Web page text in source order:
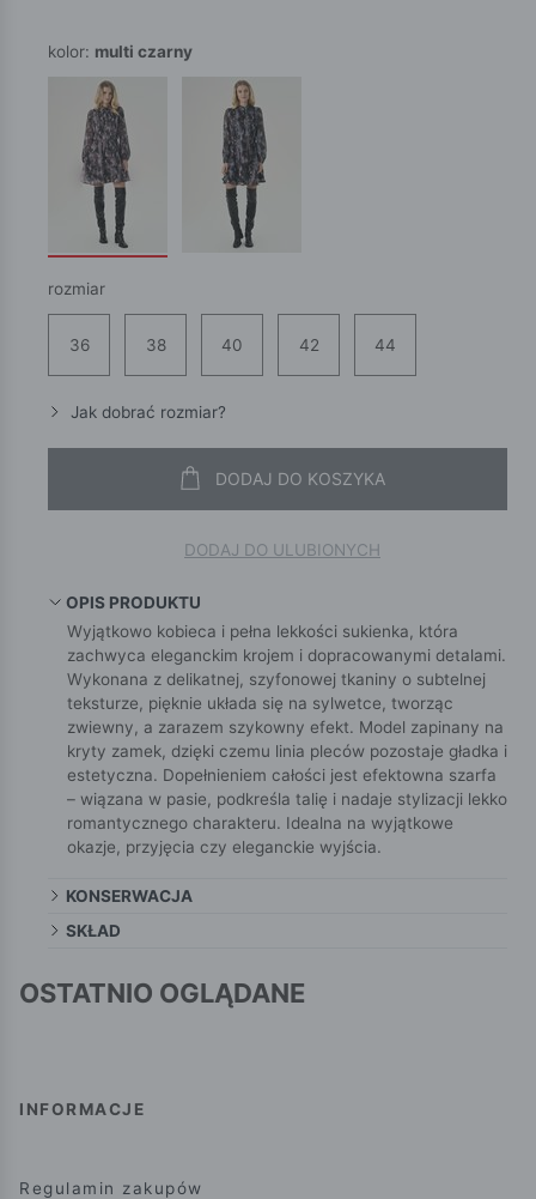
kolor: multi czarny
rozmiar
36 38 40 42 44
Jak dobrać rozmiar?
DODAJ DO KOSZYKA
DODAJ DO ULUBIONYCH
OPIS PRODUKTU
Wyjątkowo kobieca i pełna lekkości sukienka, która
zachwyca eleganckim krojem i dopracowanymi detalami.
Wykonana z delikatnej, szyfonowej tkaniny o subtelnej
teksturze, pięknie układa się na sylwetce, tworząc
zwiewny, a zarazem szykowny efekt. Model zapinany na
kryty zamek, dzięki czemu linia pleców pozostaje gładka i
estetyczna. Dopełnieniem całości jest efektowna szarfa
– wiązana w pasie, podkreśla talię i nadaje stylizacji lekko
romantycznego charakteru. Idealna na wyjątkowe
okazje, przyjęcia czy eleganckie wyjścia.
KONSERWACJA
SKŁAD
OSTATNIO OGLĄDANE
INFORMACJE
Regulamin zakupów